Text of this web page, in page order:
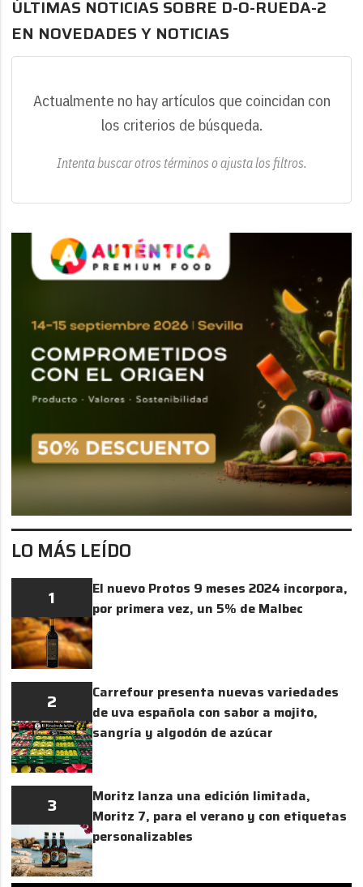
ÚLTIMAS NOTICIAS SOBRE D-O-RUEDA-2
EN NOVEDADES Y NOTICIAS
Actualmente no hay artículos que coincidan con
los criterios de búsqueda.
Intenta buscar otros términos o ajusta los filtros.
LO MÁS LEÍDO
1
El nuevo Protos 9 meses 2024 incorpora,
por primera vez, un 5% de Malbec
2
Carrefour presenta nuevas variedades
de uva española con sabor a mojito,
sangría y algodón de azúcar
3
Moritz lanza una edición limitada,
Moritz 7, para el verano y con etiquetas
personalizables